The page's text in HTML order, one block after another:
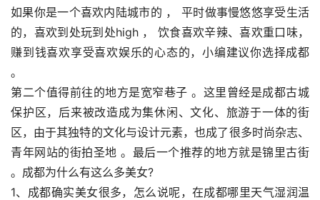
如果你是一个喜欢内陆城市的 ， 平时做事慢悠悠享受生活
的，喜欢到处玩到处high ， 饮食喜欢辛辣、喜欢重口味，
赚到钱喜欢享受喜欢娱乐的心态的，小编建议你选择成都
。
第二个值得前往的地方是宽窄巷子 。这里曾经是成都古城
保护区，后来被改造成为集休闲、文化、旅游于一体的街
区，由于其独特的文化与设计元素，也成了很多时尚杂志、
青年网站的街拍圣地 。最后一个推荐的地方就是锦里古街
。成都为什么有这么多美女?
1、成都确实美女很多，怎么说呢，在成都哪里天气湿润温